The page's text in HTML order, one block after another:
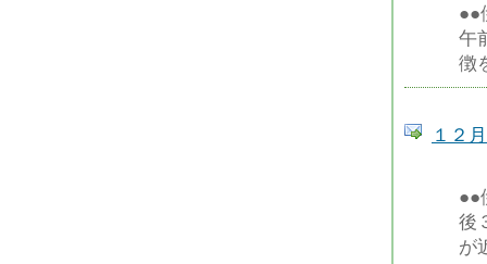
●●
午
徴
１２
●●
後
が